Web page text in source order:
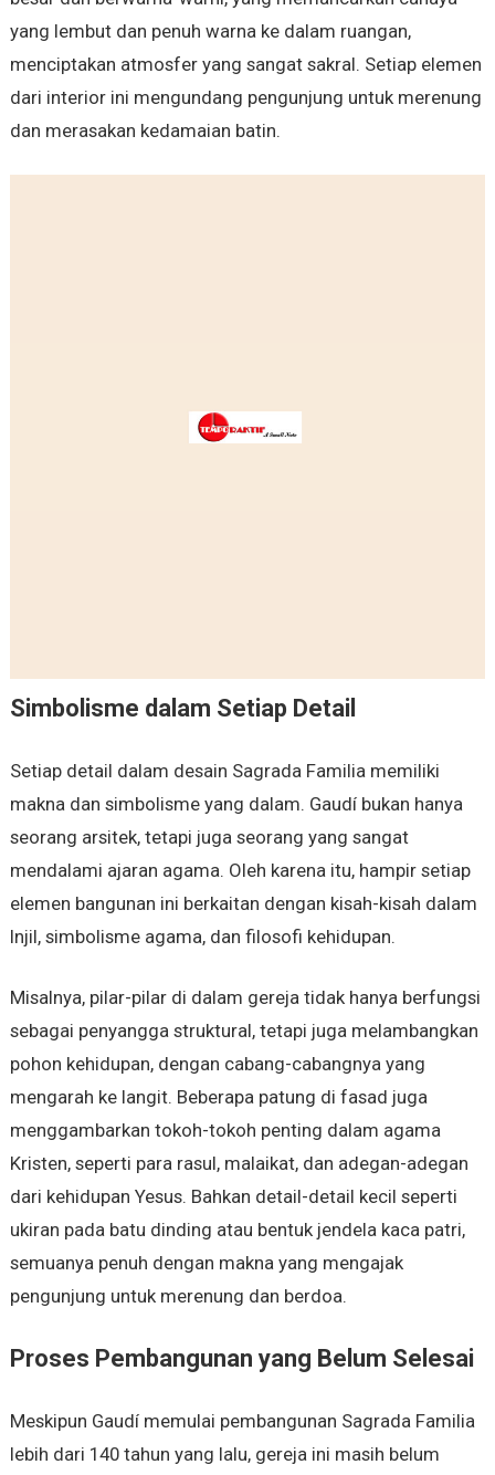
yang lembut dan penuh warna ke dalam ruangan,
menciptakan atmosfer yang sangat sakral. Setiap elemen
dari interior ini mengundang pengunjung untuk merenung
dan merasakan kedamaian batin.
Simbolisme dalam Setiap Detail
Setiap detail dalam desain Sagrada Familia memiliki
makna dan simbolisme yang dalam. Gaudí bukan hanya
seorang arsitek, tetapi juga seorang yang sangat
mendalami ajaran agama. Oleh karena itu, hampir setiap
elemen bangunan ini berkaitan dengan kisah-kisah dalam
Injil, simbolisme agama, dan filosofi kehidupan.
Misalnya, pilar-pilar di dalam gereja tidak hanya berfungsi
sebagai penyangga struktural, tetapi juga melambangkan
pohon kehidupan, dengan cabang-cabangnya yang
mengarah ke langit. Beberapa patung di fasad juga
menggambarkan tokoh-tokoh penting dalam agama
Kristen, seperti para rasul, malaikat, dan adegan-adegan
dari kehidupan Yesus. Bahkan detail-detail kecil seperti
ukiran pada batu dinding atau bentuk jendela kaca patri,
semuanya penuh dengan makna yang mengajak
pengunjung untuk merenung dan berdoa.
Proses Pembangunan yang Belum Selesai
Meskipun Gaudí memulai pembangunan Sagrada Familia
lebih dari 140 tahun yang lalu, gereja ini masih belum